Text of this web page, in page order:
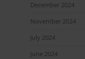
December 2024
November 2024
July 2024
June 2024